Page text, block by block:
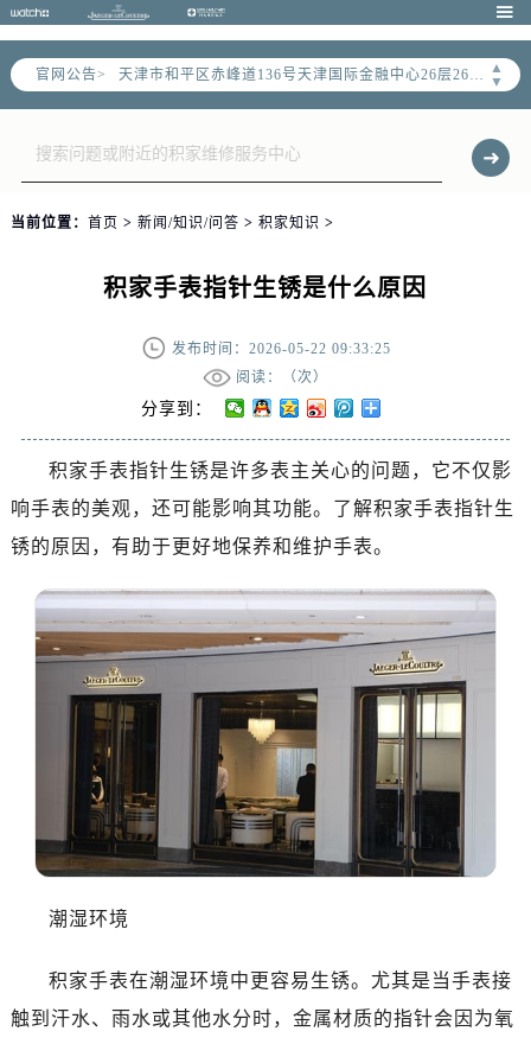

官网公告>
▲
▼
2026年6月售后服务中心最新网点地址：
天津市和平区赤峰道136号天津国际金融中心写字楼26层2603室（需提前预约）
天津市和平区赤峰道136号天津国际金融中心26层2603室售后服务中心（需提前预约）
节假日正常营业！
当前位置： 首页 > 新闻/知识/问答 > 积家知识 >
积家手表指针生锈是什么原因
发布时间：2026-05-22 09:33:25
阅读：（次）
分享到：
积家手表指针生锈是许多表主关心的问题，它不仅影
响手表的美观，还可能影响其功能。了解积家手表指针生
锈的原因，有助于更好地保养和维护手表。
潮湿环境
积家手表在潮湿环境中更容易生锈。尤其是当手表接
触到汗水、雨水或其他水分时，金属材质的指针会因为氧